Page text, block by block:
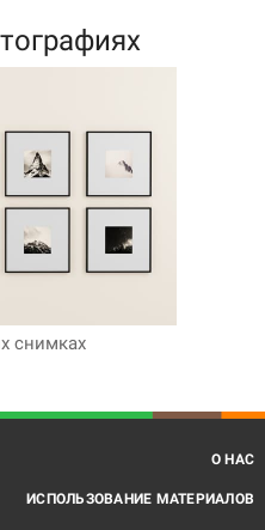
снимках
О НАС
ИСПОЛЬЗОВАНИЕ МАТЕРИАЛОВ